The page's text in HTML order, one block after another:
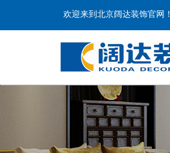
欢迎来到北京阔达装饰官网！